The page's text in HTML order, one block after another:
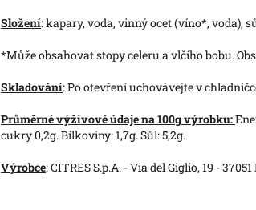
Složení: kapary, voda, vinný ocet (víno*, voda),
*Může obsahovat stopy celeru a vlčího bobu.
Skladování: Po otevření uchovávejte v
Průměrné výživové údaje na 100g výrobku:
cukry 0,2g. Bílkoviny: 1,7g. Sůl: 5,2g.
Výrobce: CITRES S.p.A. - Via del Giglio, 19 -